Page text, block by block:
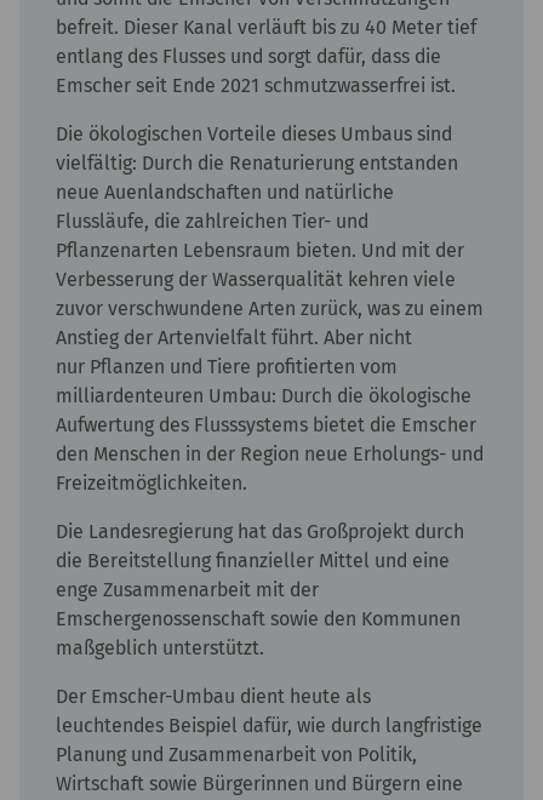
befreit. Dieser Kanal verläuft bis zu 40 Meter tief
entlang des Flusses und sorgt dafür, dass die
Emscher seit Ende 2021 schmutzwasserfrei ist.
Die ökologischen Vorteile dieses Umbaus sind
vielfältig: Durch die Renaturierung entstanden
neue Auenlandschaften und natürliche
Flussläufe, die zahlreichen Tier- und
Pflanzenarten Lebensraum bieten. Und mit der
Verbesserung der Wasserqualität kehren viele
zuvor verschwundene Arten zurück, was zu einem
Anstieg der Artenvielfalt führt. Aber nicht
nur Pflanzen und Tiere profitierten vom
milliardenteuren Umbau: Durch die ökologische
Aufwertung des Flusssystems bietet die Emscher
den Menschen in der Region neue Erholungs- und
Freizeitmöglichkeiten.
Die Landesregierung hat das Großprojekt durch
die Bereitstellung finanzieller Mittel und eine
enge Zusammenarbeit mit der
Emschergenossenschaft sowie den Kommunen
maßgeblich unterstützt.
Der Emscher-Umbau dient heute als
leuchtendes Beispiel dafür, wie durch langfristige
Planung und Zusammenarbeit von Politik,
Wirtschaft sowie Bürgerinnen und Bürgern eine